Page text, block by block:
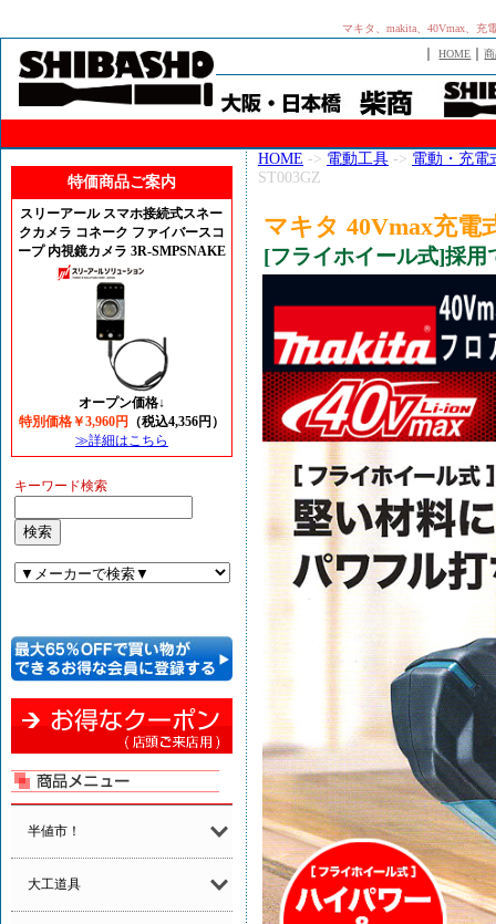
マキタ、makita、40Vmax、
｜HOME ｜
特価商品ご案内
スリーアール スマホ接続式スネー
クカメラ コネーク ファイバースコ
ープ 内視鏡カメラ 3R-SMPSNAKE
オープン価格↓
特別価格￥3,960円
（税込4,356円）
≫詳細はこちら
キーワード検索
半値市！
大工道具
HOME -> 電動工具 -> 電動・充電
ST003GZ
マキタ 40Vmax充電
[フライホイール式]採用